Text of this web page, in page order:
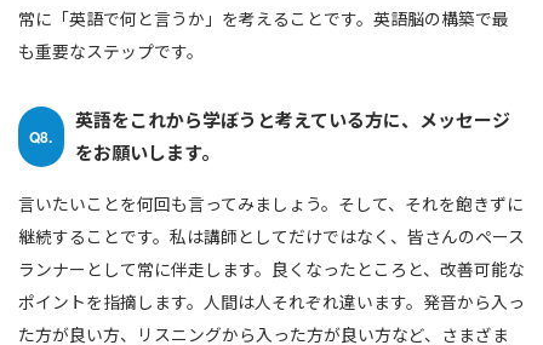
常に「英語で何と言うか」を考えることです。英語脳の構築で最
も重要なステップです。
Q8.
英語をこれから学ぼうと考えている方に、メッセージ
をお願いします。
言いたいことを何回も言ってみましょう。そして、それを飽きずに
継続することです。私は講師としてだけではなく、皆さんのペース
ランナーとして常に伴走します。良くなったところと、改善可能な
ポイントを指摘します。人間は人それぞれ違います。発音から入っ
た方が良い方、リスニングから入った方が良い方など、さまざま